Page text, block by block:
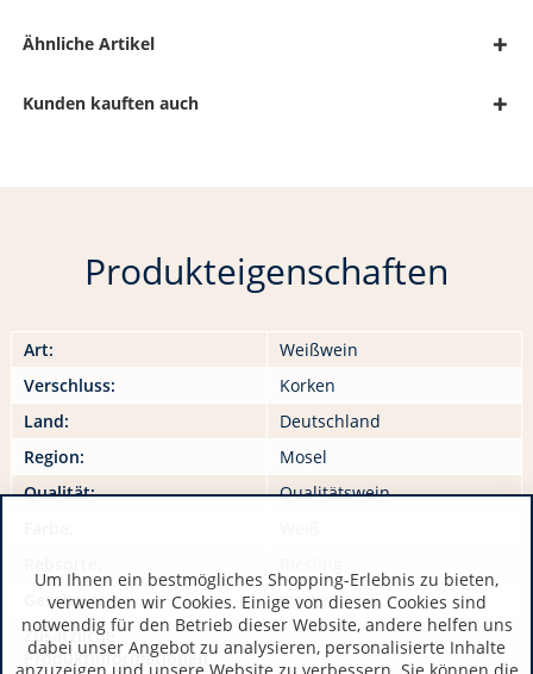
Ähnliche Artikel
Kunden kauften auch
Produkteigenschaften
Art:
Weißwein
Verschluss:
Korken
Land:
Deutschland
Region:
Mosel
Qualität:
Qualitätswein
Geschmack:
trocken
Zusätzliche
Produktinformationen:
Um Ihnen ein bestmögliches Shopping-Erlebnis zu bieten,
verwenden wir Cookies. Einige von diesen Cookies sind
notwendig für den Betrieb dieser Website, andere helfen uns
dabei unser Angebot zu analysieren, personalisierte Inhalte
anzuzeigen und unsere Website zu verbessern. Sie können die